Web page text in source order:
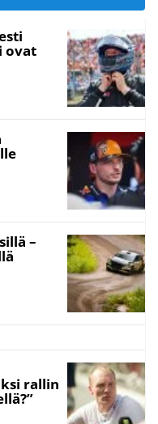
ovat
–
rallin